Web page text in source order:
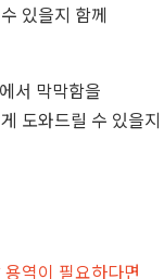
있을지 함께
서 막막함을
도와드릴 수 있을지
역이 필요하다면